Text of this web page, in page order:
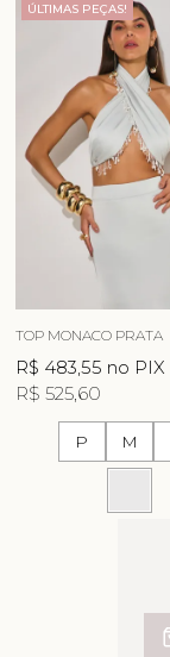
ÚLTIMAS PEÇAS!
TOP MONACO PRATA
R$ 483,55 no PIX
R$ 525,60
P M